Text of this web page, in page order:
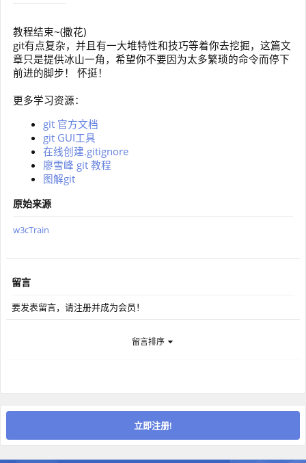
教程结束~(撒花)
git有点复杂，并且有一大堆特性和技巧等着你去挖掘，这篇文
章只是提供冰山一角，希望你不要因为太多繁琐的命令而停下
前进的脚步！ 怀挺！
更多学习资源：
git 官方文档
git GUI工具
在线创建.gitignore
廖雪峰 git 教程
图解git
原始来源
w3cTrain
留言
要发表留言，请注册并成为会员！
留言排序
立即注册!